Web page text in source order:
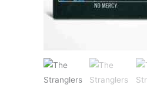
JAZZ&BLUES